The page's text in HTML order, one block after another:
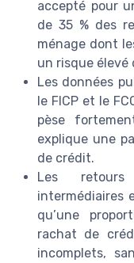
accepté pour
de 35 % des
ménage dont
un risque élevé
Les données
le FICP et le
pèse
explique une
de crédit.
Les retours
intermédiaires
qu’une
rachat de
incomplets,